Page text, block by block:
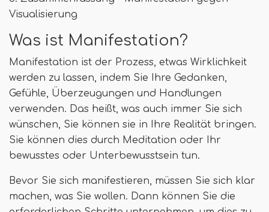
Visualisierung
Was ist Manifestation?
Manifestation ist der Prozess, etwas Wirklichkeit
werden zu lassen, indem Sie Ihre Gedanken,
Gefühle, Überzeugungen und Handlungen
verwenden. Das heißt, was auch immer Sie sich
wünschen, Sie können sie in Ihre Realität bringen.
Sie können dies durch Meditation oder Ihr
bewusstes oder Unterbewusstsein tun.
Bevor Sie sich manifestieren, müssen Sie sich klar
machen, was Sie wollen. Dann können Sie die